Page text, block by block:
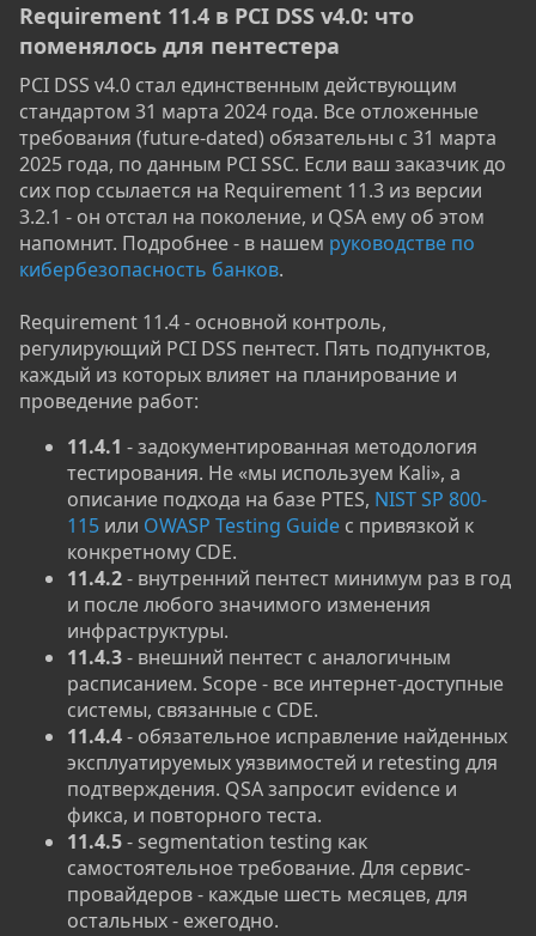
Requirement 11.4 в PCI DSS v4.0: что
поменялось для пентестера​
PCI DSS v4.0 стал единственным действующим
стандартом 31 марта 2024 года. Все отложенные
требования (future-dated) обязательны с 31 марта
2025 года, по данным PCI SSC. Если ваш заказчик до
сих пор ссылается на Requirement 11.3 из версии
3.2.1 - он отстал на поколение, и QSA ему об этом
напомнит. Подробнее - в нашем руководстве по
кибербезопасность банков.
Requirement 11.4 - основной контроль,
регулирующий PCI DSS пентест. Пять подпунктов,
каждый из которых влияет на планирование и
проведение работ:
11.4.1 - задокументированная методология
тестирования. Не «мы используем Kali», а
описание подхода на базе PTES, NIST SP 800-
115 или OWASP Testing Guide с привязкой к
конкретному CDE.
11.4.2- внутренний пентест минимум раз в год
и после любого значимого изменения
инфраструктуры.
11.4.3- внешний пентест с аналогичным
расписанием. Scope - все интернет-доступные
системы, связанные с CDE.
11.4.4- обязательное исправление найденных
эксплуатируемых уязвимостей и retesting для
подтверждения. QSA запросит evidence и
фикса, и повторного теста.
11.4.5- segmentation testing как
самостоятельное требование. Для сервис-
провайдеров - каждые шесть месяцев, для
остальных - ежегодно.